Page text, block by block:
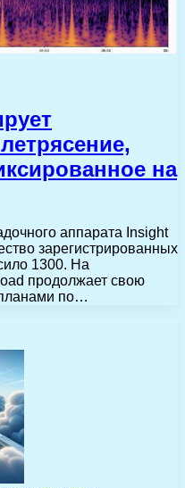
на
аппарата Insight
зарегистрированных
1300. На
продолжает свою
по…